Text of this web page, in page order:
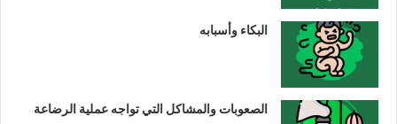
البكاء وأسبابه
الصعوبات والمشاكل التي تواجه عملية الرضاعة